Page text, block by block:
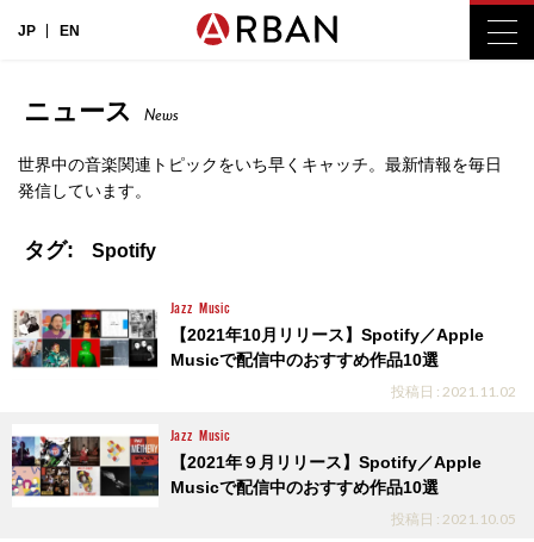
JP EN
ニュース News
世界中の音楽関連トピックをいち早くキャッチ。最新情報を毎日
発信しています。
タグ: Spotify
Jazz Music
【2021年10月リリース】Spotify／Apple
Musicで配信中のおすすめ作品10選
投稿日 : 2021.11.02
Jazz Music
【2021年９月リリース】Spotify／Apple
Musicで配信中のおすすめ作品10選
投稿日 : 2021.10.05